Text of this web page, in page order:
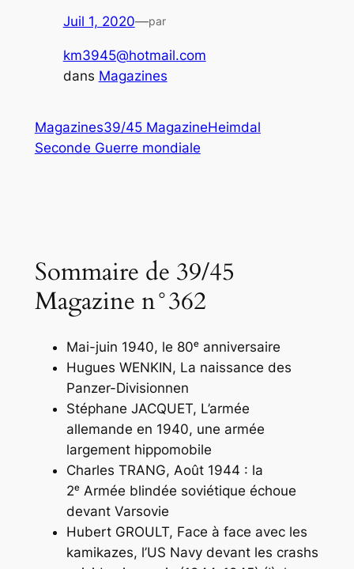
Juil 1, 2020—par
km3945@hotmail.com
dans Magazines
Magazines39/45 MagazineHeimdal
Seconde Guerre mondiale
Sommaire de 39/45
Magazine n°362
Mai-juin 1940, le 80ᵉ anniversaire
Hugues WENKIN, La naissance des
Panzer-Divisionnen
Stéphane JACQUET, L’armée
allemande en 1940, une armée
largement hippomobile
Charles TRANG, Août 1944 : la
2ᵉ Armée blindée soviétique échoue
devant Varsovie
Hubert GROULT, Face à face avec les
kamikazes, l’US Navy devant les crashs